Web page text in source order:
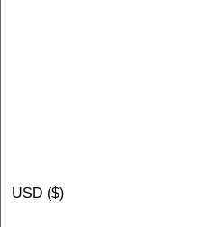
USD ($)